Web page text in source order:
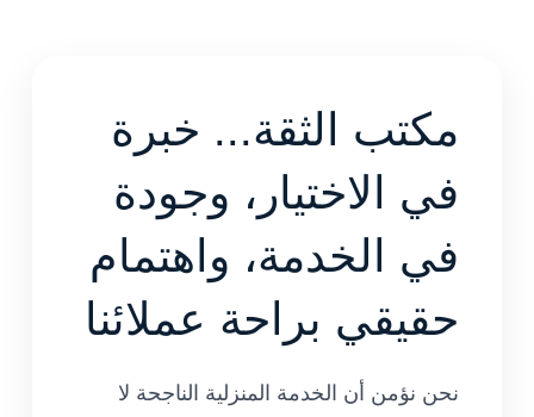
مكتب الثقة... خبرة
في الاختيار، وجودة
في الخدمة، واهتمام
حقيقي براحة عملائنا
نحن نؤمن أن الخدمة المنزلية الناجحة لا